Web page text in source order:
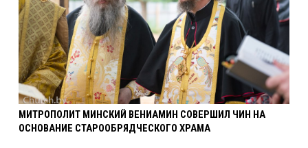
МИТРОПОЛИТ МИНСКИЙ ВЕНИАМИН СОВЕРШИЛ ЧИН НА
ОСНОВАНИЕ СТАРООБРЯДЧЕСКОГО ХРАМА